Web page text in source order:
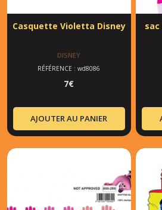
Casquette Violetta Disney
DISNEY
RÉFÉRENCE : wd8086
7€
AJOUTER AU PANIER